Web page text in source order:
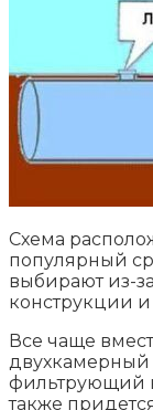
Схема
популярный
выбирают из-
конструкции
Все чаще
двухкамерный
фильтрующий
также